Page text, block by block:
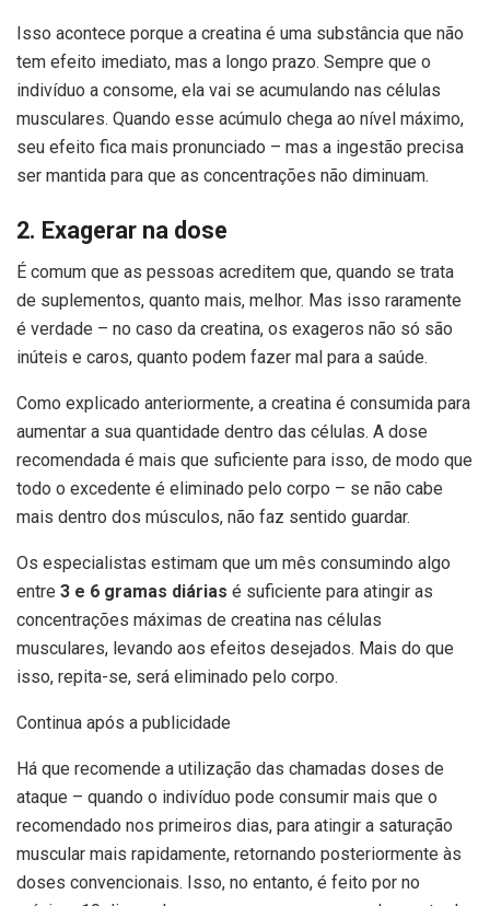
Isso acontece porque a creatina é uma substância que não
tem efeito imediato, mas a longo prazo. Sempre que o
indivíduo a consome, ela vai se acumulando nas células
musculares. Quando esse acúmulo chega ao nível máximo,
seu efeito fica mais pronunciado – mas a ingestão precisa
ser mantida para que as concentrações não diminuam.
2. Exagerar na dose
É comum que as pessoas acreditem que, quando se trata
de suplementos, quanto mais, melhor. Mas isso raramente
é verdade – no caso da creatina, os exageros não só são
inúteis e caros, quanto podem fazer mal para a saúde.
Como explicado anteriormente, a creatina é consumida para
aumentar a sua quantidade dentro das células. A dose
recomendada é mais que suficiente para isso, de modo que
todo o excedente é eliminado pelo corpo – se não cabe
mais dentro dos músculos, não faz sentido guardar.
Os especialistas estimam que um mês consumindo algo
entre 3 e 6 gramas diárias é suficiente para atingir as
concentrações máximas de creatina nas células
musculares, levando aos efeitos desejados. Mais do que
isso, repita-se, será eliminado pelo corpo.
Continua após a publicidade
Há que recomende a utilização das chamadas doses de
ataque – quando o indivíduo pode consumir mais que o
recomendado nos primeiros dias, para atingir a saturação
muscular mais rapidamente, retornando posteriormente às
doses convencionais. Isso, no entanto, é feito por no